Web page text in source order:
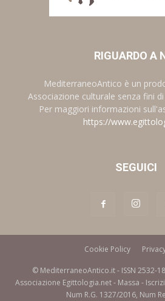
RIGUARDO A
MediterraneoAntico è un
Associazione culturale senza fini
Per maggiori informazioni
https://
SEGUICI
Cookie Policy
© MediterraneoAntico.it - ISSN 2532-
Associazione Egittologia.net - Massa -
Num R.G. 1327/2016, Num